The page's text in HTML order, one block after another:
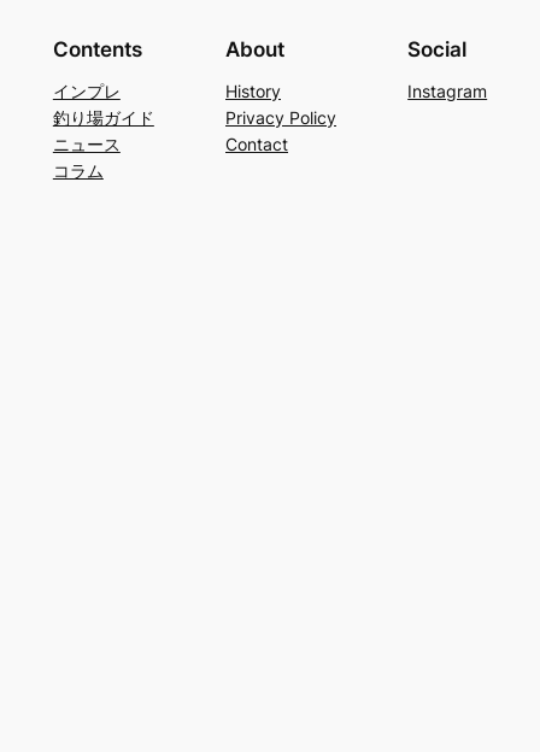
Contents
インプレ
釣り場ガイド
ニュース
コラム
About
History
Privacy Policy
Contact
Social
Instagram